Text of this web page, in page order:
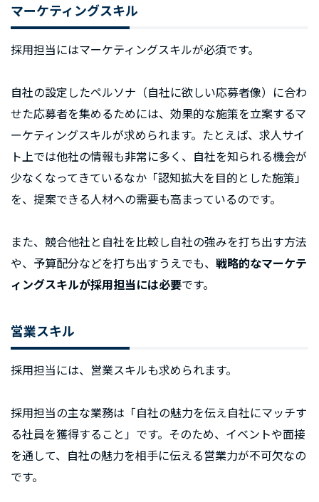
マーケティングスキル
採用担当にはマーケティングスキルが必須です。
自社の設定したペルソナ（自社に欲しい応募者像）に合わ
せた応募者を集めるためには、効果的な施策を立案するマ
ーケティングスキルが求められます。たとえば、求人サイ
ト上では他社の情報も非常に多く、自社を知られる機会が
少なくなってきているなか「認知拡大を目的とした施策」
を、提案できる人材への需要も高まっているのです。
また、競合他社と自社を比較し自社の強みを打ち出す方法
や、予算配分などを打ち出すうえでも、 戦略的なマーケテ
ィングスキルが採用担当には必要です。
営業スキル
採用担当には、営業スキルも求められます。
採用担当の主な業務は「自社の魅力を伝え自社にマッチす
る社員を獲得すること」です。そのため、イベントや面接
を通して、自社の魅力を相手に伝える営業力が不可欠なの
です。